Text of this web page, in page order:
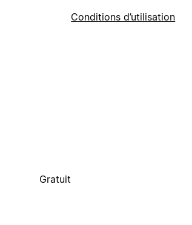
Conditions d’utilisation
Gratuit